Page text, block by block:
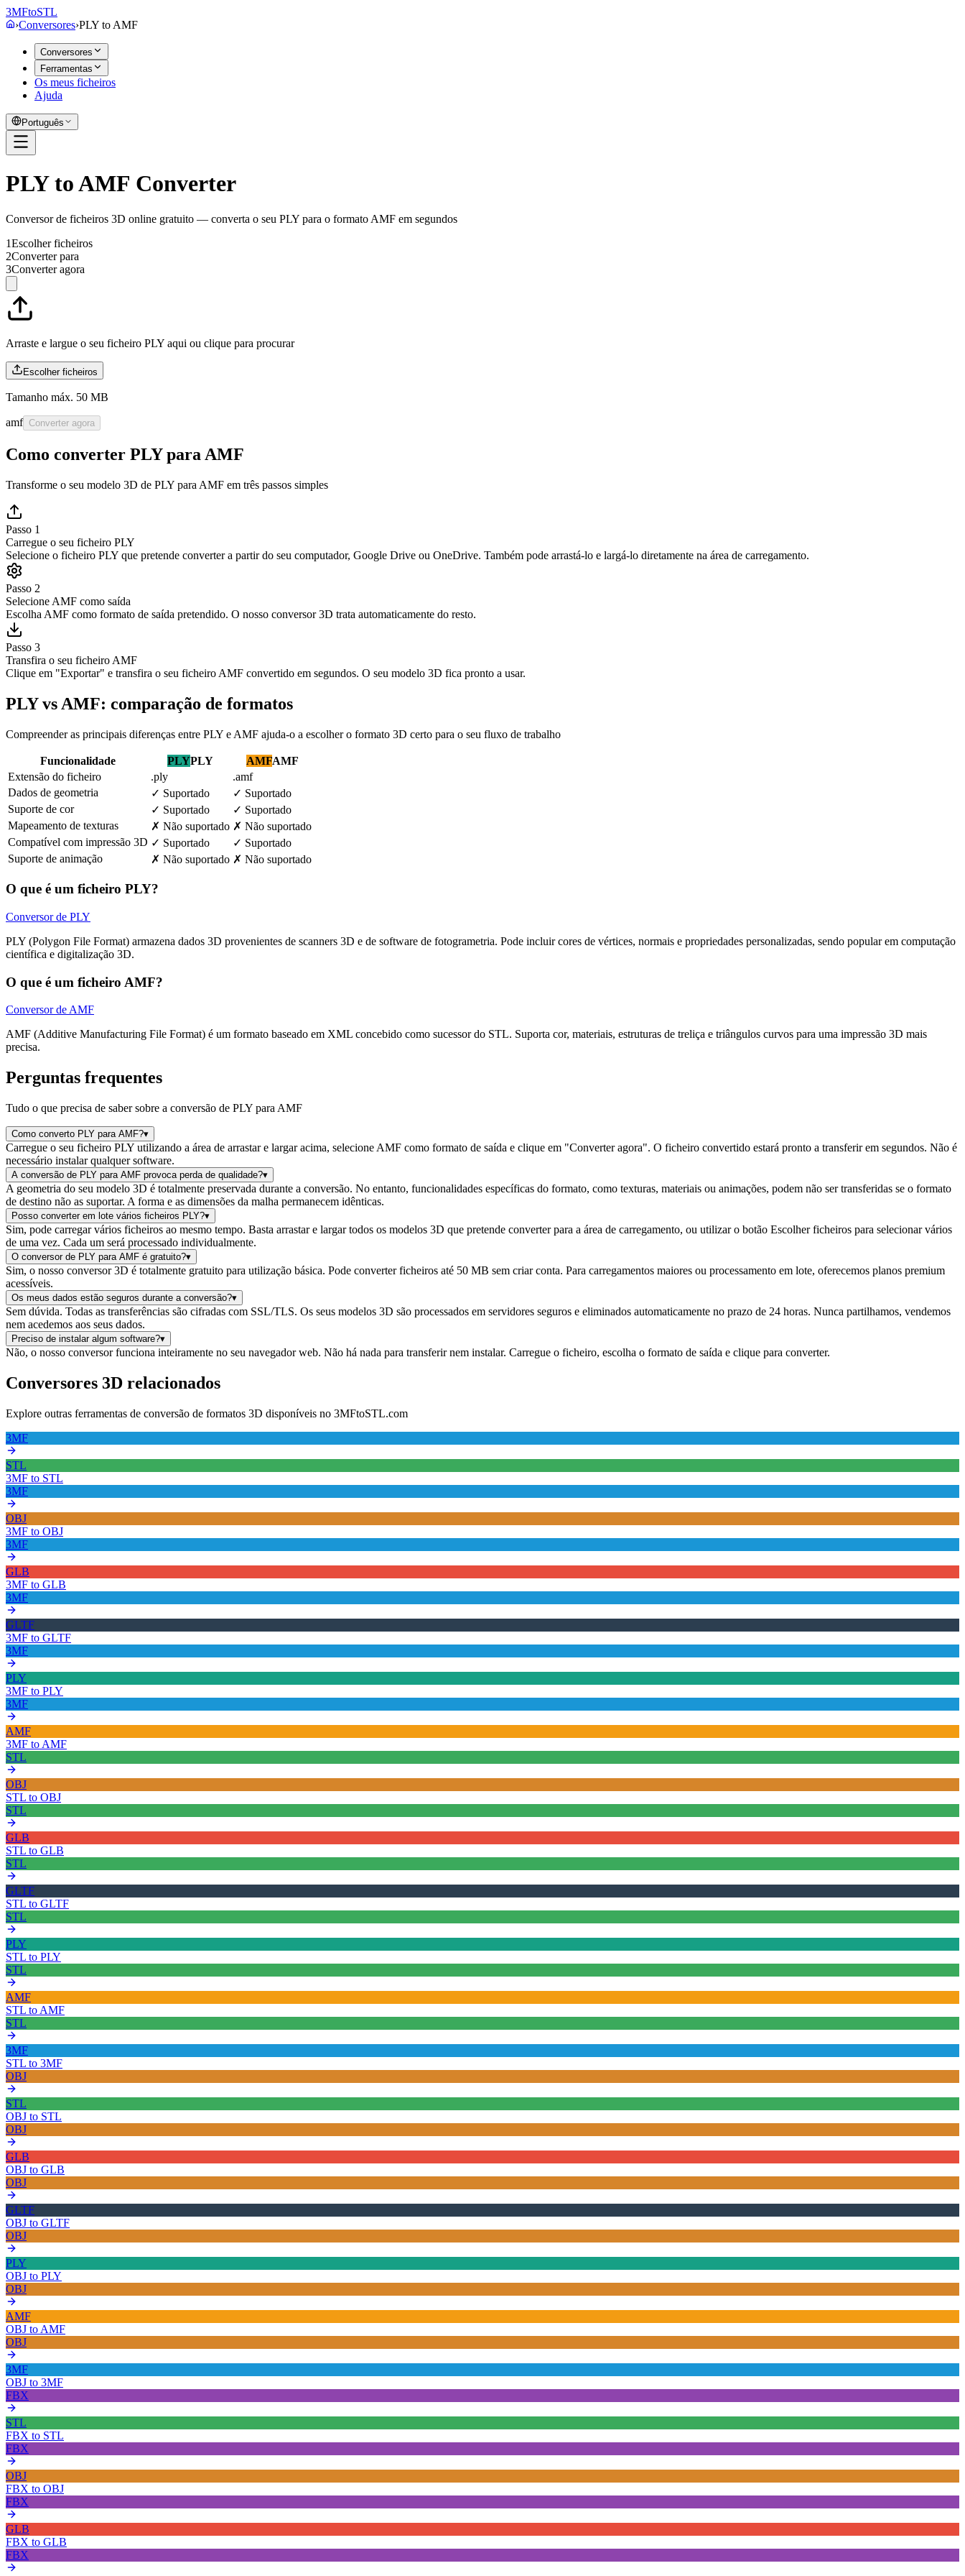
3MFtoSTL
›Conversores›PLY to AMF
Conversores
Ferramentas
Os meus ficheiros
Ajuda
Português
PLY to AMF Converter
Conversor de ficheiros 3D online gratuito — converta o seu PLY para o formato AMF em segundos
1Escolher ficheiros
2Converter para
3Converter agora
Arraste e largue o seu ficheiro PLY aqui ou clique para procurar
Escolher ficheiros
Tamanho máx. 50 MB
amf Converter agora
Como converter PLY para AMF
Transforme o seu modelo 3D de PLY para AMF em três passos simples
Passo 1
Carregue o seu ficheiro PLY
Selecione o ficheiro PLY que pretende converter a partir do seu computador, Google Drive ou OneDrive. Também pode arrastá-lo e largá-lo diretamente na área de carregamento.
Passo 2
Selecione AMF como saída
Escolha AMF como formato de saída pretendido. O nosso conversor 3D trata automaticamente do resto.
Passo 3
Transfira o seu ficheiro AMF
Clique em "Exportar" e transfira o seu ficheiro AMF convertido em segundos. O seu modelo 3D fica pronto a usar.
PLY vs AMF: comparação de formatos
Compreender as principais diferenças entre PLY e AMF ajuda-o a escolher o formato 3D certo para o seu fluxo de trabalho
Funcionalidade PLYPLY AMFAMF
Extensão do ficheiro
.ply
.amf
Dados de geometria
✓ Suportado ✓ Suportado
Suporte de cor
✓ Suportado ✓ Suportado
Mapeamento de texturas
✗ Não suportado ✗ Não suportado
Compatível com impressão 3D ✓ Suportado ✓ Suportado
Suporte de animação
✗ Não suportado ✗ Não suportado
O que é um ficheiro PLY?
Conversor de PLY
PLY (Polygon File Format) armazena dados 3D provenientes de scanners 3D e de software de fotogrametria. Pode incluir cores de vértices, normais e propriedades personalizadas, sendo popular em computação
científica e digitalização 3D.
O que é um ficheiro AMF?
Conversor de AMF
AMF (Additive Manufacturing File Format) é um formato baseado em XML concebido como sucessor do STL. Suporta cor, materiais, estruturas de treliça e triângulos curvos para uma impressão 3D mais
precisa.
Perguntas frequentes
Tudo o que precisa de saber sobre a conversão de PLY para AMF
Como converto PLY para AMF?▾
Carregue o seu ficheiro PLY utilizando a área de arrastar e largar acima, selecione AMF como formato de saída e clique em "Converter agora". O ficheiro convertido estará pronto a transferir em segundos. Não é
necessário instalar qualquer software.
A conversão de PLY para AMF provoca perda de qualidade?▾
A geometria do seu modelo 3D é totalmente preservada durante a conversão. No entanto, funcionalidades específicas do formato, como texturas, materiais ou animações, podem não ser transferidas se o formato
de destino não as suportar. A forma e as dimensões da malha permanecem idênticas.
Posso converter em lote vários ficheiros PLY?▾
Sim, pode carregar vários ficheiros ao mesmo tempo. Basta arrastar e largar todos os modelos 3D que pretende converter para a área de carregamento, ou utilizar o botão Escolher ficheiros para selecionar vários
de uma vez. Cada um será processado individualmente.
O conversor de PLY para AMF é gratuito?▾
Sim, o nosso conversor 3D é totalmente gratuito para utilização básica. Pode converter ficheiros até 50 MB sem criar conta. Para carregamentos maiores ou processamento em lote, oferecemos planos premium
acessíveis.
Os meus dados estão seguros durante a conversão?▾
Sem dúvida. Todas as transferências são cifradas com SSL/TLS. Os seus modelos 3D são processados em servidores seguros e eliminados automaticamente no prazo de 24 horas. Nunca partilhamos, vendemos
nem acedemos aos seus dados.
Preciso de instalar algum software?▾
Não, o nosso conversor funciona inteiramente no seu navegador web. Não há nada para transferir nem instalar. Carregue o ficheiro, escolha o formato de saída e clique para converter.
Conversores 3D relacionados
Explore outras ferramentas de conversão de formatos 3D disponíveis no 3MFtoSTL.com
3MF
STL
3MF to STL
3MF
OBJ
3MF to OBJ
3MF
GLB
3MF to GLB
3MF
GLTF
3MF to GLTF
3MF
PLY
3MF to PLY
3MF
AMF
3MF to AMF
STL
OBJ
STL to OBJ
STL
GLB
STL to GLB
STL
GLTF
STL to GLTF
STL
PLY
STL to PLY
STL
AMF
STL to AMF
STL
3MF
STL to 3MF
OBJ
STL
OBJ to STL
OBJ
GLB
OBJ to GLB
OBJ
GLTF
OBJ to GLTF
OBJ
PLY
OBJ to PLY
OBJ
AMF
OBJ to AMF
OBJ
3MF
OBJ to 3MF
FBX
STL
FBX to STL
FBX
OBJ
FBX to OBJ
FBX
GLB
FBX to GLB
FBX